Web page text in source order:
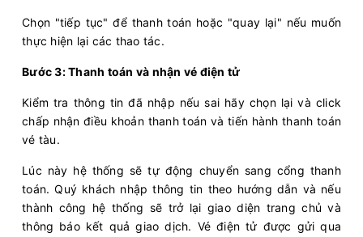
Chọn "tiếp tục" để thanh toán hoặc "quay lại" nếu muốn
thực hiện lại các thao tác.
Bước 3: Thanh toán và nhận vé điện tử
Kiểm tra thông tin đã nhập nếu sai hãy chọn lại và click
chấp nhận điều khoản thanh toán và tiến hành thanh toán
vé tàu.
Lúc này hệ thống sẽ tự động chuyển sang cổng thanh
toán. Quý khách nhập thông tin theo hướng dẫn và nếu
thành công hệ thống sẽ trở lại giao diện trang chủ và
thông báo kết quả giao dịch. Vé điện tử được gửi qua